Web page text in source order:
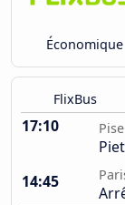
Économique
FlixBus
17:10 Pise
14:45